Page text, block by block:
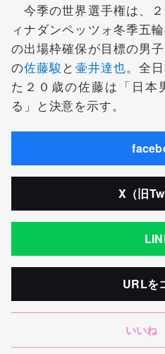
今季の世界選手権は、
ィナダンペッツォ冬季五
の出場枠確保が目標の男
の佐藤駿 と 壷井達也。全
た２０歳の佐藤は「日本
る」と決意を示す。
X（旧
URLを
いいね